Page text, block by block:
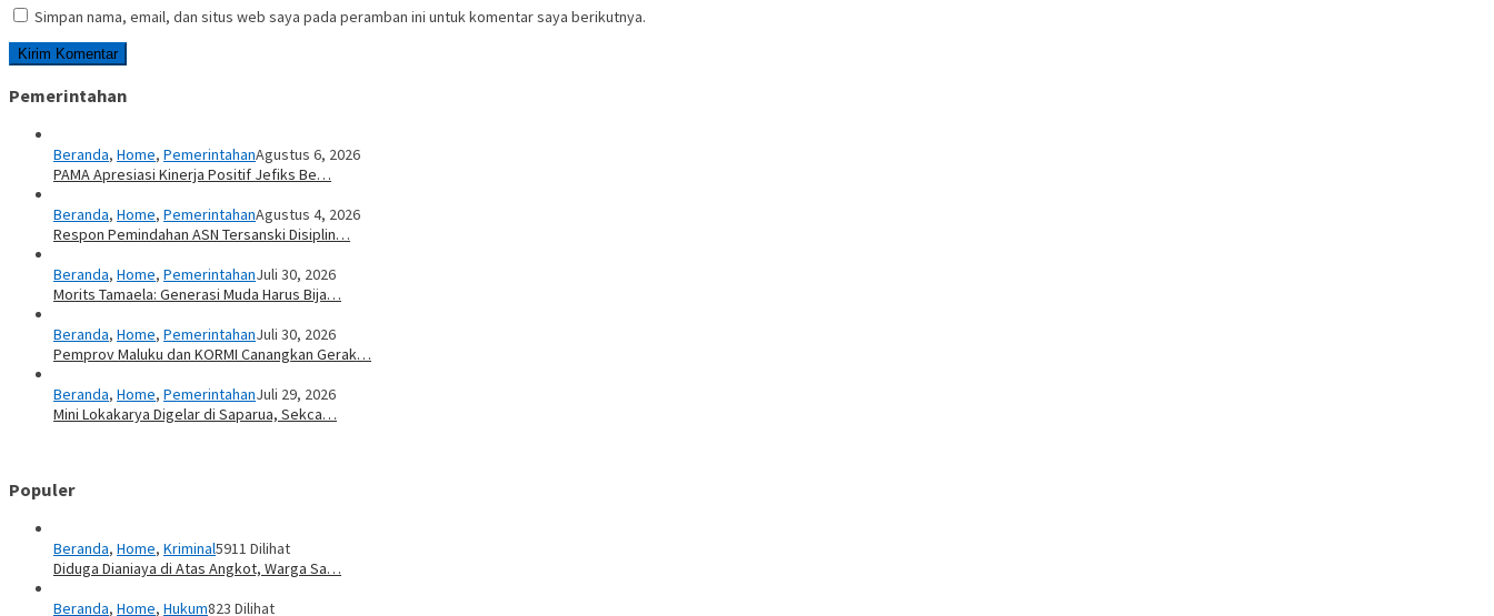
Simpan nama, email, dan situs web saya pada peramban ini untuk komentar saya berikutnya.
Pemerintahan
Beranda, Home, PemerintahanAgustus 6, 2026
PAMA Apresiasi Kinerja Positif Jefiks Be…
Beranda, Home, PemerintahanAgustus 4, 2026
Respon Pemindahan ASN Tersanski Disiplin…
Beranda, Home, PemerintahanJuli 30, 2026
Morits Tamaela: Generasi Muda Harus Bija…
Beranda, Home, PemerintahanJuli 30, 2026
Pemprov Maluku dan KORMI Canangkan Gerak…
Beranda, Home, PemerintahanJuli 29, 2026
Mini Lokakarya Digelar di Saparua, Sekca…
Populer
Beranda, Home, Kriminal5911 Dilihat
Diduga Dianiaya di Atas Angkot, Warga Sa…
Beranda, Home, Hukum823 Dilihat